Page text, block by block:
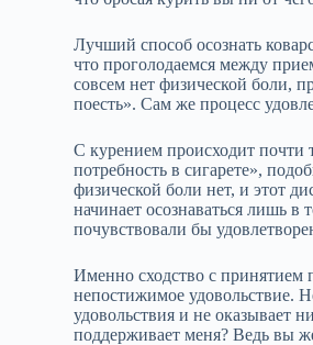
Лучший способ осознать
что проголодаемся между
совсем нет физической боли,
поесть». Сам же процесс
С курением происходит почти
потребность в сигарете»,
физической боли нет, и этот
начинает осознаваться лишь в
почувствовали бы
Именно сходство с принятием
непостижимое удовольствие.
удовольствия и не оказывает
поддерживает меня? Ведь вы